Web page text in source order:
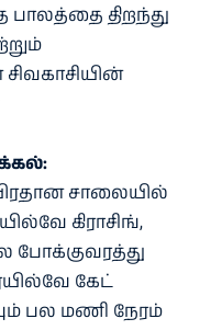
பாலத்தை திறந்து
சாலையில்
கிராசிங்,
போக்குவரத்து
கேட்
பல மணி நேரம்